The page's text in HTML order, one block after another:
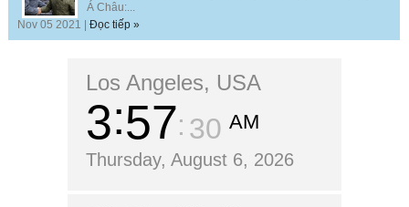
Á Châu:...
Nov 05 2021 | Đọc tiếp »
Los Angeles, USA
3 57 32 AM
Thursday, August 6, 2026